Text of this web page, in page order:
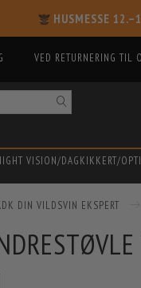
HUSMESSE
VED RETURNERING TIL
VISION/DAGKIKKERT/
DIN VILDSVIN EKSPERT